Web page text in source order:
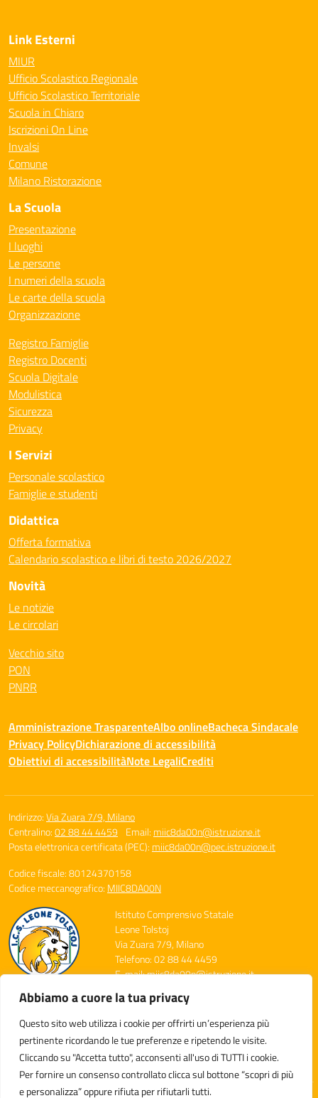
Abbiamo a cuore la tua privacy
Questo sito web utilizza i cookie per offrirti un’esperienza più
pertinente ricordando le tue preferenze e ripetendo le visite.
Cliccando su "Accetta tutto", acconsenti all'uso di TUTTI i cookie.
Per fornire un consenso controllato clicca sul bottone “scopri di più
e personalizza” oppure rifiuta per rifiutarli tutti.
Link Esterni
MIUR
Ufficio Scolastico Regionale
Ufficio Scolastico Territoriale
Scuola in Chiaro
Iscrizioni On Line
Invalsi
Comune
Milano Ristorazione
La Scuola
Presentazione
I luoghi
Le persone
I numeri della scuola
Le carte della scuola
Organizzazione
Registro Famiglie
Registro Docenti
Scuola Digitale
Modulistica
Sicurezza
Privacy
I Servizi
Personale scolastico
Famiglie e studenti
Didattica
Offerta formativa
Calendario scolastico e libri di testo 2026/2027
Novità
Le notizie
Le circolari
Vecchio sito
PON
PNRR
Amministrazione TrasparenteAlbo onlineBacheca Sindacale
Privacy PolicyDichiarazione di accessibilità
Obiettivi di accessibilitàNote LegaliCrediti
Indirizzo:Via Zuara 7/9, Milano
Centralino:02 88 44 4459 Email: miic8da00n@istruzione.it
Posta elettronica certificata (PEC): miic8da00n@pec.istruzione.it
Codice fiscale: 80124370158
Codice meccanografico: MIIC8DA00N
Istituto Comprensivo Statale
Leone Tolstoj
Via Zuara 7/9, Milano
Telefono: 02 88 44 4459
E-mail: miic8da00n@istruzione.it
Codice Meccanografico: MIIC8DA00N
Codice Fiscale: 80124370158
Codice Univoco: UFXGDT